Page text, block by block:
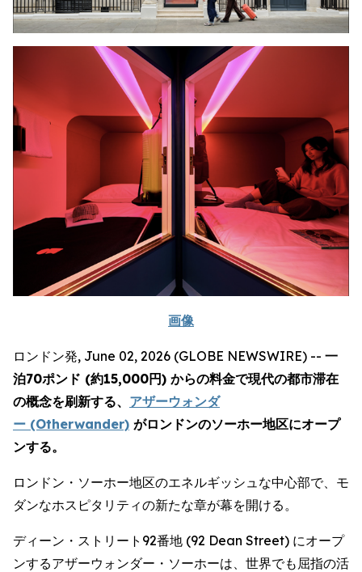
画像
ロンドン発, June 02, 2026 (GLOBE NEWSWIRE) -- 一
泊70ポンド (約15,000円) からの料金で現代の都市滞在
の概念を刷新する、 アザーウォンダ
ー (Otherwander) がロンドンのソーホー地区にオープ
ンする。
ロンドン・ソーホー地区のエネルギッシュな中心部で、モ
ダンなホスピタリティの新たな章が幕を開ける。
ディーン・ストリート92番地 (92 Dean Street) にオープ
ンするアザーウォンダー・ソーホーは、世界でも屈指の活